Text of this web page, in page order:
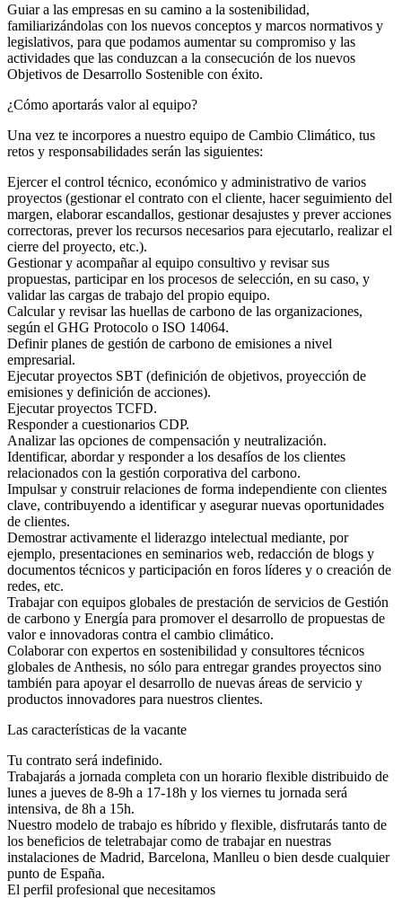
Guiar a las empresas en su camino a la sostenibilidad,
familiarizándolas con los nuevos conceptos y marcos normativos y
legislativos, para que podamos aumentar su compromiso y las
actividades que las conduzcan a la consecución de los nuevos
Objetivos de Desarrollo Sostenible con éxito.
¿Cómo aportarás valor al equipo?
Una vez te incorpores a nuestro equipo de Cambio Climático, tus
retos y responsabilidades serán las siguientes:
Ejercer el control técnico, económico y administrativo de varios
proyectos (gestionar el contrato con el cliente, hacer seguimiento del
margen, elaborar escandallos, gestionar desajustes y prever acciones
correctoras, prever los recursos necesarios para ejecutarlo, realizar el
cierre del proyecto, etc.).
Gestionar y acompañar al equipo consultivo y revisar sus
propuestas, participar en los procesos de selección, en su caso, y
validar las cargas de trabajo del propio equipo.
Calcular y revisar las huellas de carbono de las organizaciones,
según el GHG Protocolo o ISO 14064.
Definir planes de gestión de carbono de emisiones a nivel
empresarial.
Ejecutar proyectos SBT (definición de objetivos, proyección de
emisiones y definición de acciones).
Ejecutar proyectos TCFD.
Responder a cuestionarios CDP.
Analizar las opciones de compensación y neutralización.
Identificar, abordar y responder a los desafíos de los clientes
relacionados con la gestión corporativa del carbono.
Impulsar y construir relaciones de forma independiente con clientes
clave, contribuyendo a identificar y asegurar nuevas oportunidades
de clientes.
Demostrar activamente el liderazgo intelectual mediante, por
ejemplo, presentaciones en seminarios web, redacción de blogs y
documentos técnicos y participación en foros líderes y o creación de
redes, etc.
Trabajar con equipos globales de prestación de servicios de Gestión
de carbono y Energía para promover el desarrollo de propuestas de
valor e innovadoras contra el cambio climático.
Colaborar con expertos en sostenibilidad y consultores técnicos
globales de Anthesis, no sólo para entregar grandes proyectos sino
también para apoyar el desarrollo de nuevas áreas de servicio y
productos innovadores para nuestros clientes.
Las características de la vacante
Tu contrato será indefinido.
Trabajarás a jornada completa con un horario flexible distribuido de
lunes a jueves de 8-9h a 17-18h y los viernes tu jornada será
intensiva, de 8h a 15h.
Nuestro modelo de trabajo es híbrido y flexible, disfrutarás tanto de
los beneficios de teletrabajar como de trabajar en nuestras
instalaciones de Madrid, Barcelona, Manlleu o bien desde cualquier
punto de España.
El perfil profesional que necesitamos